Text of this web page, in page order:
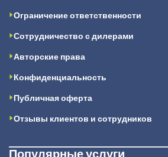
Ограничение ответственности
Сотрудничество с дилерами
Авторские права
Конфиденциальность
Публичная оферта
Отзывы клиентов и сотрудников
Популярные услуги